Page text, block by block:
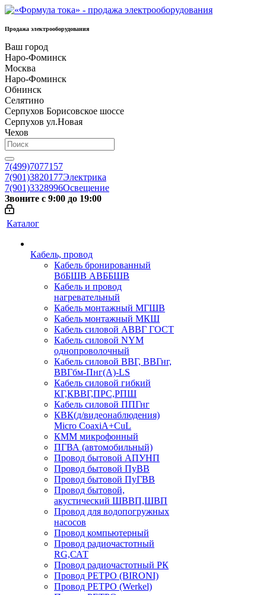
Продажа электрооборудования
Ваш город
Наро-Фоминск
Москва
Наро-Фоминск
Обнинск
Селятино
Серпухов Борисовское шоссе
Серпухов ул.Новая
Чехов
7(499)7077157
7(901)3820177Электрика
7(901)3328996Освещение
Звоните с 9:00 до 19:00
Каталог
Кабель, провод
Кабель бронированный
ВбБШВ АВББШВ
Кабель и провод
нагревательный
Кабель монтажный МГШВ
Кабель монтажный МКШ
Кабель силовой АВВГ ГОСТ
Кабель силовой NYM
однопроволочный
Кабель силовой ВВГ, ВВГнг,
ВВГбм-Пнг(А)-LS
Кабель силовой гибкий
КГ,КВВГ,ПРС,РПШ
Кабель силовой ППГнг
КВК(д/видеонаблюдения)
Micro CoaxiA+CuL
КММ микрофонный
ПГВА (автомобильный)
Провод бытовой АПУНП
Провод бытовой ПуВВ
Провод бытовой ПуГВВ
Провод бытовой,
акустический ШВВП,ШВП
Провод для водопогружных
насосов
Провод компьютерный
Провод радиочастотный
RG,САТ
Провод радиочастотный РК
Провод РЕТРО (BIRONI)
Провод РЕТРО (Werkel)